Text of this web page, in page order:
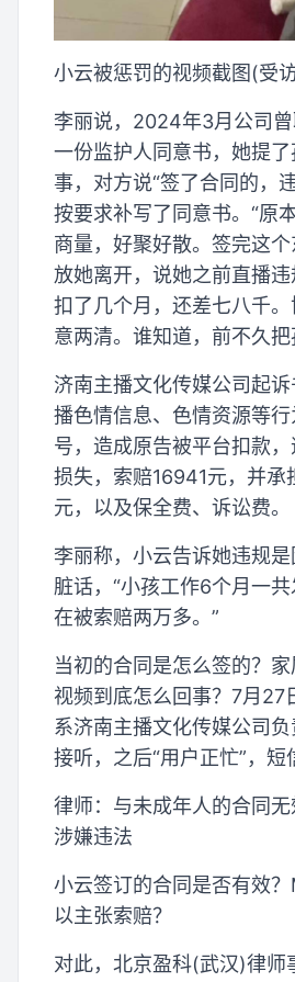
小云被惩罚的视频截图(受
李丽说，2024年3月公司
一份监护人同意书，她提
事，对方说“签了合同的，
按要求补写了同意书。“原
商量，好聚好散。签完这
放她离开，说她之前直播
扣了几个月，还差七八千
意两清。谁知道，前不久把
济南主播文化传媒公司起
播色情信息、色情资源等
号，造成原告被平台扣款
损失，索赔16941元，并
元，以及保全费、诉讼费。
李丽称，小云告诉她违规
脏话，“小孩工作6个月一
在被索赔两万多。”
当初的合同是怎么签的？家
视频到底怎么回事？7月27
系济南主播文化传媒公司
接听，之后“用户正忙”，短
律师：与未成年人的合同
涉嫌违法
小云签订的合同是否有效
以主张索赔？
对此，北京盈科(武汉)律师